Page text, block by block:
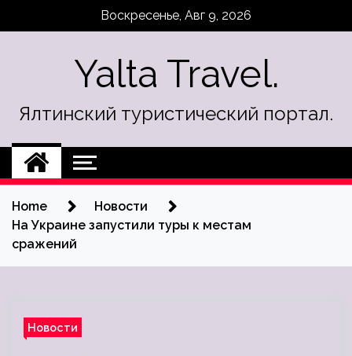
Воскресенье, Авг 9, 2026
Yalta Travel.
Ялтинский туристический портал.
Home
Новости
На Украине запустили туры к местам
сражений
Новости